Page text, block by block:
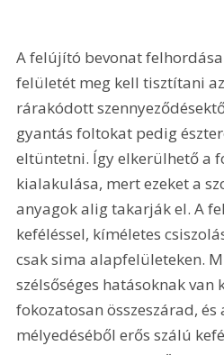
A felújító bevonat
felületét meg kell tisztítani
rárakódott
gyantás foltokat pedig
eltüntetni. Így elkerülhető a
kialakulása, mert ezeket a
anyagok alig takarják el. A
keféléssel, kíméletes
csak sima alapfelületeken.
szélsőséges hatásoknak van
fokozatosan összeszárad, és
mélyedéséből erős szálú